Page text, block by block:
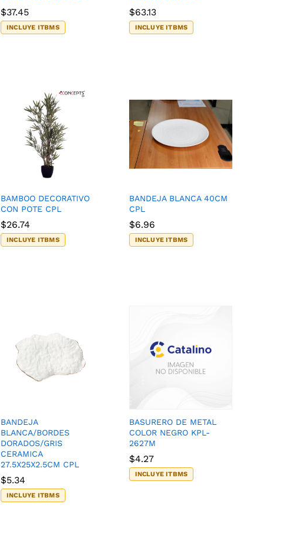
$37.45
INCLUYE ITBMS
$37.45 $63.13
INCLUYE ITBMS
$63.13
BAMBOO DECORATIVO
CON POTE CPL
$26.74
INCLUYE ITBMS
$26.74
BANDEJA BLANCA 40CM
CPL
$6.96
INCLUYE ITBMS
$6.96
BANDEJA
BLANCA/BORDES
DORADOS/GRIS
CERAMICA
27.5X25X2.5CM CPL
$5.34
INCLUYE ITBMS
$5.34
BASURERO DE METAL
COLOR NEGRO KPL-
2627M
$4.27
INCLUYE ITBMS
$4.27